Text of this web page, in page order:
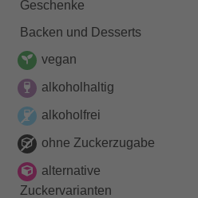
Geschenke
Backen und Desserts
vegan
alkoholhaltig
alkoholfrei
ohne Zuckerzugabe
alternative
Zuckervarianten